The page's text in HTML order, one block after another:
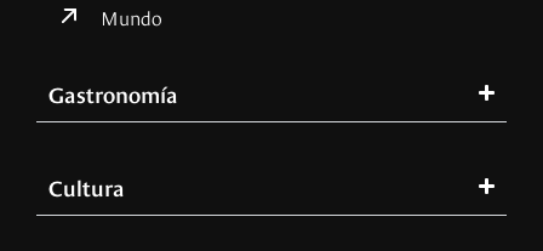
Mundo
Gastronomía
Cultura